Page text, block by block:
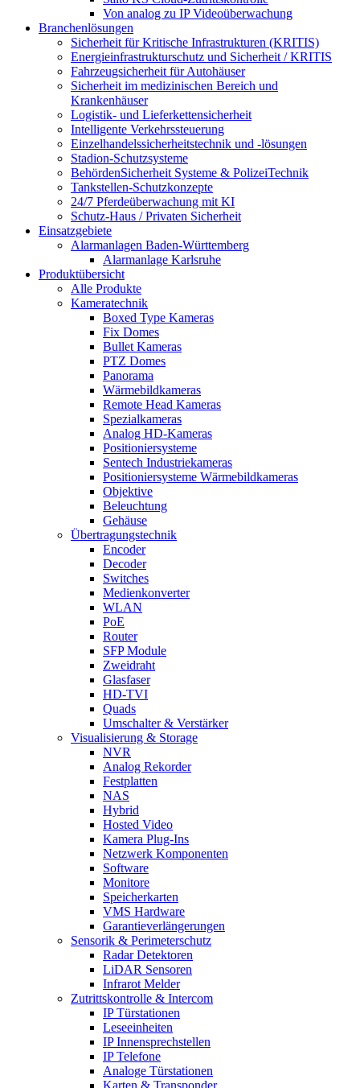
Von analog zu IP Videoüberwachung
Branchenlösungen
Sicherheit für Kritische Infrastrukturen (KRITIS)
Energieinfrastrukturschutz und Sicherheit / KRITIS
Fahrzeugsicherheit für Autohäuser
Sicherheit im medizinischen Bereich und
Krankenhäuser
Logistik- und Lieferkettensicherheit
Intelligente Verkehrssteuerung
Einzelhandelssicherheitstechnik und -lösungen
Stadion-Schutzsysteme
BehördenSicherheit Systeme & PolizeiTechnik
Tankstellen-Schutzkonzepte​
24/7 Pferdeüberwachung mit KI
Schutz-Haus / Privaten Sicherheit
Einsatzgebiete
Alarmanlagen Baden-Württemberg
Alarmanlage Karlsruhe
Produktübersicht
Alle Produkte
Kameratechnik
Boxed Type Kameras
Fix Domes
Bullet Kameras
PTZ Domes
Panorama
Wärmebildkameras
Remote Head Kameras
Spezialkameras
Analog HD-Kameras
Positioniersysteme
Sentech Industriekameras
Positioniersysteme Wärmebildkameras
Objektive
Beleuchtung
Gehäuse
Übertragungstechnik
Encoder
Decoder
Switches
Medienkonverter
WLAN
PoE
Router
SFP Module
Zweidraht
Glasfaser
HD-TVI
Quads
Umschalter & Verstärker
Visualisierung & Storage
NVR
Analog Rekorder
Festplatten
NAS
Hybrid
Hosted Video
Kamera Plug-Ins
Netzwerk Komponenten
Software
Monitore
Speicherkarten
VMS Hardware
Garantieverlängerungen
Sensorik & Perimeterschutz
Radar Detektoren
LiDAR Sensoren
Infrarot Melder
Zutrittskontrolle & Intercom
IP Türstationen
Leseeinheiten
IP Innensprechstellen
IP Telefone
Analoge Türstationen
Karten & Transponder